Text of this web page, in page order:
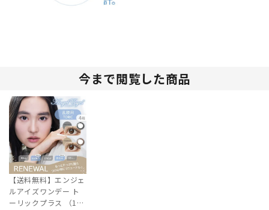
今まで閲覧した商品
【送料無料】エンジェ
ルアイズワンデー ト
ーリックプラス （10